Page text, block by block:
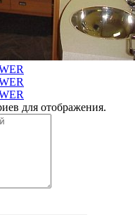
для отображения.